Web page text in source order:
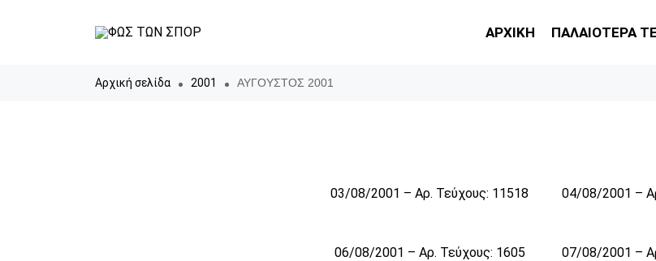
ΑΡΧΙΚΗ ΠΑΛΑΙΟΤΕΡΑ
Αρχική σελίδα 2001 ΑΥΓΟΥΣΤΟΣ 2001
03/08/2001 – Αρ. Τεύχους: 11518 04/08/2001 –
06/08/2001 – Αρ. Τεύχους: 1605 07/08/2001 –